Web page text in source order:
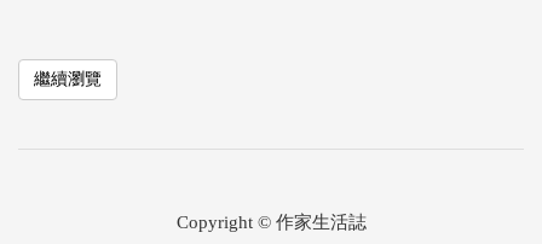
繼續瀏覽
Copyright © 作家生活誌